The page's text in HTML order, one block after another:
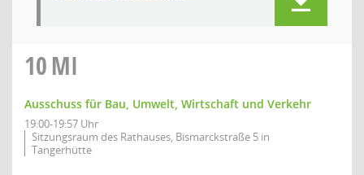
10MI
Ausschuss für Bau, Umwelt, Wirtschaft und Verkehr
19:00-19:57 Uhr
Sitzungsraum des Rathauses, Bismarckstraße 5 in
Tangerhütte